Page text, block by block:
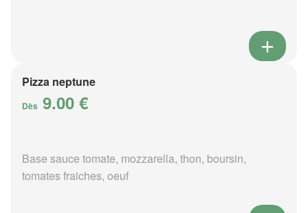
Pizza neptune
Dès 9.00 €
Base sauce tomate, mozzarella, thon, boursin,
tomates fraiches, oeuf